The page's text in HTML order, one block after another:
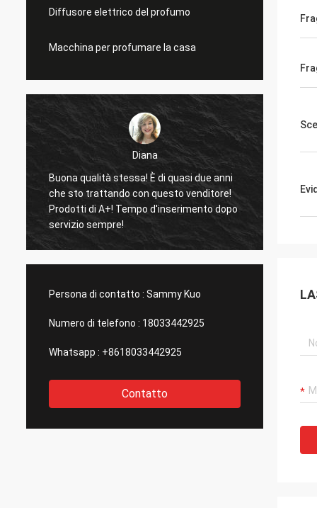
Diffusore elettrico del profumo
Macchina per profumare la casa
Diana
Buona qualità stessa! È di quasi due anni
che sto trattando con questo venditore!
Prodotti di A+! Tempo d'inserimento dopo
servizio sempre!
Persona di contatto : Sammy Kuo
Numero di telefono : 18033442925
Whatsapp : +8618033442925
Contatto